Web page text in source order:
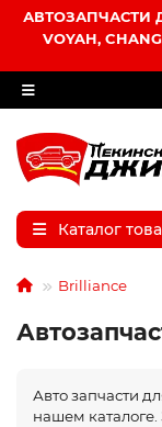
АВТОЗАПЧАСТИ
VOYAH,
Каталог
Brilliance
Авто запчасти
нашем каталоге.